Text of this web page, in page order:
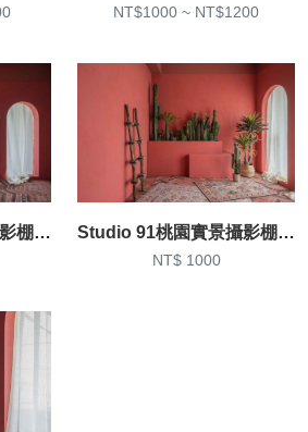
NT$1000 ~ NT$1200
Studio 91桃園實景攝影棚 居家/簡約/特色實景/無縫白棚/活動空間 Studio 91桃園實景攝影棚 居家/簡約/特色實景/無縫白棚/活動空間
NT$ 1000